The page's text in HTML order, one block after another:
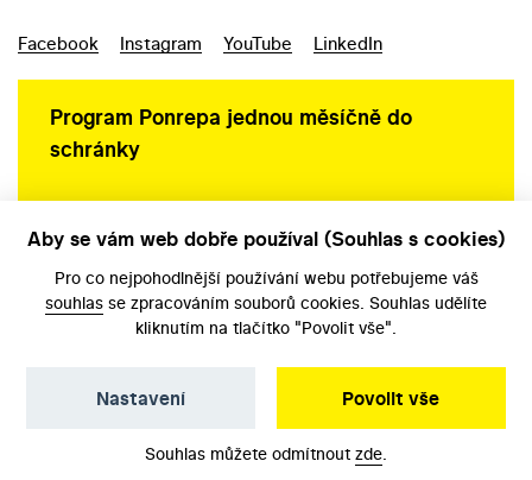
Facebook Instagram YouTube LinkedIn
Program Ponrepa jednou měsíčně do
schránky
Aby se vám web dobře používal (Souhlas s cookies)
Pro co nejpohodlnější používání webu potřebujeme váš
souhlas se zpracováním souborů cookies. Souhlas udělíte
kliknutím na tlačítko "Povolit vše".
Povolit vše
Nastavení
Souhlas můžete odmítnout zde